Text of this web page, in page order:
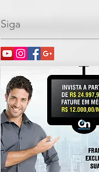
Siga